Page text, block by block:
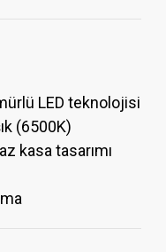
LED teknolojisi
(6500K)
kasa tasarımı